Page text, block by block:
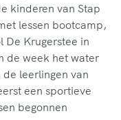
kinderen van Stap
lessen bootcamp,
De Krugerstee in
de week het water
leerlingen van
een sportieve
begonnen